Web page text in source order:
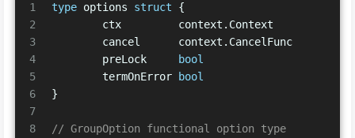
1
2
3
4
5
6
7
8
type options struct {
	ctx         context.Context
	cancel      context.CancelFunc
	preLock
bool
	termOnError
bool
}
// GroupOption functional option type